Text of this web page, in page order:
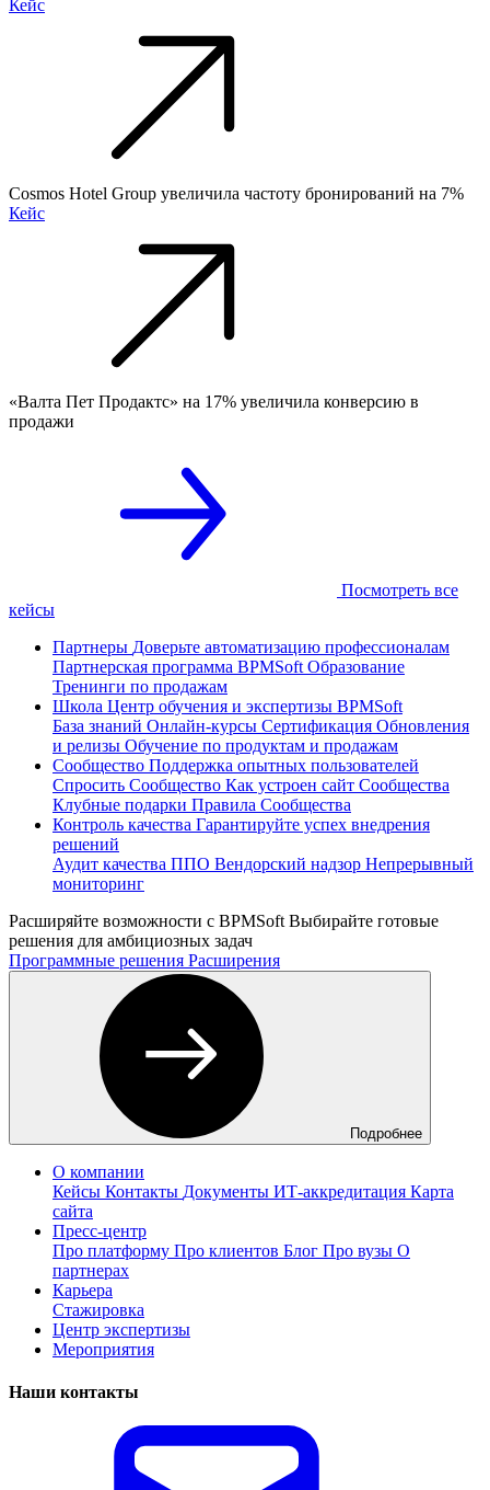
Кейс
Cosmos Hotel Group увеличила частоту бронирований на 7%
Кейс
«Валта Пет Продактс» на 17% увеличила конверсию в
продажи
Посмотреть все
кейсы
Партнеры Доверьте автоматизацию профессионалам
Партнерская программа BPMSoft Образование
Тренинги по продажам
Школа Центр обучения и экспертизы BPMSoft
База знаний Онлайн-курсы Сертификация Обновления
и релизы Обучение по продуктам и продажам
Сообщество Поддержка опытных пользователей
Спросить Сообщество Как устроен сайт Сообщества
Клубные подарки Правила Сообщества
Контроль качества Гарантируйте успех внедрения
решений
Аудит качества ППО Вендорский надзор Непрерывный
мониторинг
Расширяйте возможности с BPMSoft Выбирайте готовые
решения для амбициозных задач
Программные решения Расширения
Подробнее
О компании
Кейсы Контакты Документы ИТ-аккредитация Карта
сайта
Пресс-центр
Про платформу Про клиентов Блог Про вузы О
партнерах
Карьера
Стажировка
Центр экспертизы
Мероприятия
Наши контакты